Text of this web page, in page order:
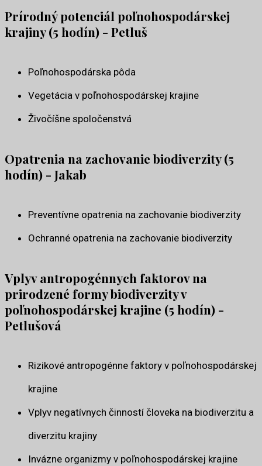
Prírodný potenciál poľnohospodárskej
krajiny (5 hodín) - Petluš
Poľnohospodárska pôda
Vegetácia v poľnohospodárskej krajine
Živočíšne spoločenstvá
Opatrenia na zachovanie biodiverzity (5
hodín) - Jakab
Preventívne opatrenia na zachovanie biodiverzity
Ochranné opatrenia na zachovanie biodiverzity
Vplyv antropogénnych faktorov na
prirodzené formy biodiverzity v
poľnohospodárskej krajine (5 hodín) -
Petlušová
Rizikové antropogénne faktory v poľnohospodárskej
krajine
Vplyv negatívnych činností človeka na biodiverzitu a
diverzitu krajiny
Invázne organizmy v poľnohospodárskej krajine